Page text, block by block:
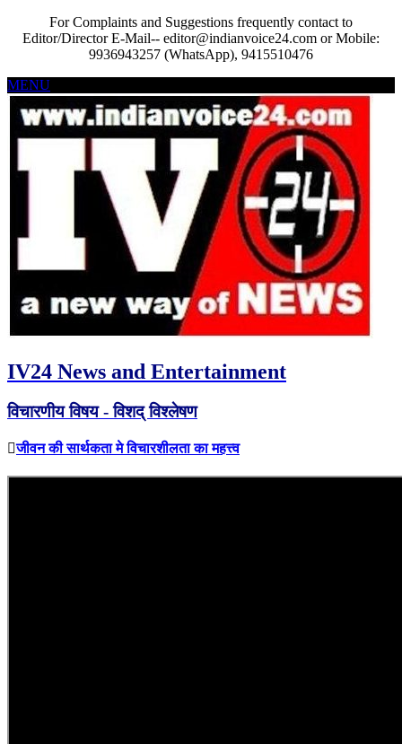
For Complaints and Suggestions frequently contact to
Editor/Director E-Mail-- editor@indianvoice24.com or Mobile:
9936943257 (WhatsApp), 9415510476
MENU
IV24 News and Entertainment
विचारणीय विषय - विशद् विश्लेषण
जीवन की सार्थकता मे विचारशीलता का महत्त्व